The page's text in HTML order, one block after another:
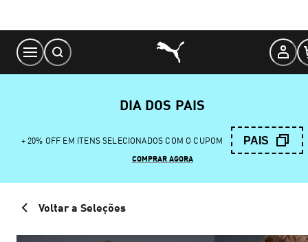
Content
DIA DOS PAIS
+ 20% OFF EM ITENS SELECIONADOS COM O CUPOM PAIS
COMPRAR AGORA
Voltar a Seleções